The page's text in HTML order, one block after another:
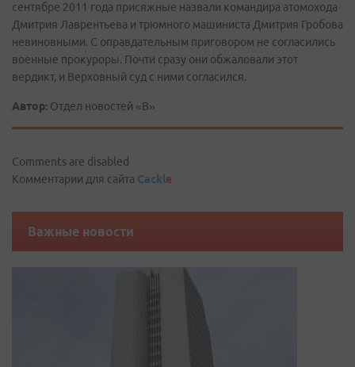
сентябре 2011 года присяжные назвали командира атомохода
Дмитрия Лаврентьева и трюмного машиниста Дмитрия Гробова
невиновными. С оправдательным приговором не согласились
военные прокуроры. Почти сразу они обжаловали этот
вердикт, и Верховный суд с ними согласился.
Автор: Отдел новостей «В»
Comments are disabled
Комментарии для сайта Cackle
Важные новости